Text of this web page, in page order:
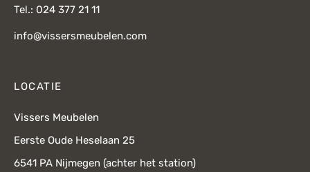
Tel.: 024 377 21 11
info@vissersmeubelen.com
LOCATIE
Vissers Meubelen
Eerste Oude Heselaan 25
6541 PA Nijmegen (achter het station)